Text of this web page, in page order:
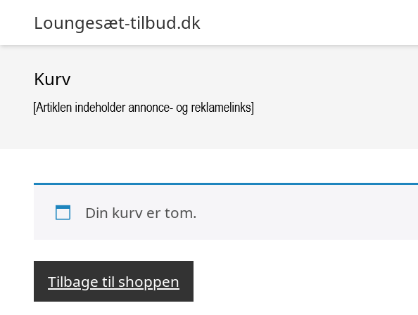
Loungesæt-tilbud.dk
Kurv
Din kurv er tom.
Tilbage til shoppen